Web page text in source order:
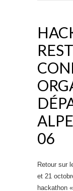
06
Retour sur
et 21
hackathon